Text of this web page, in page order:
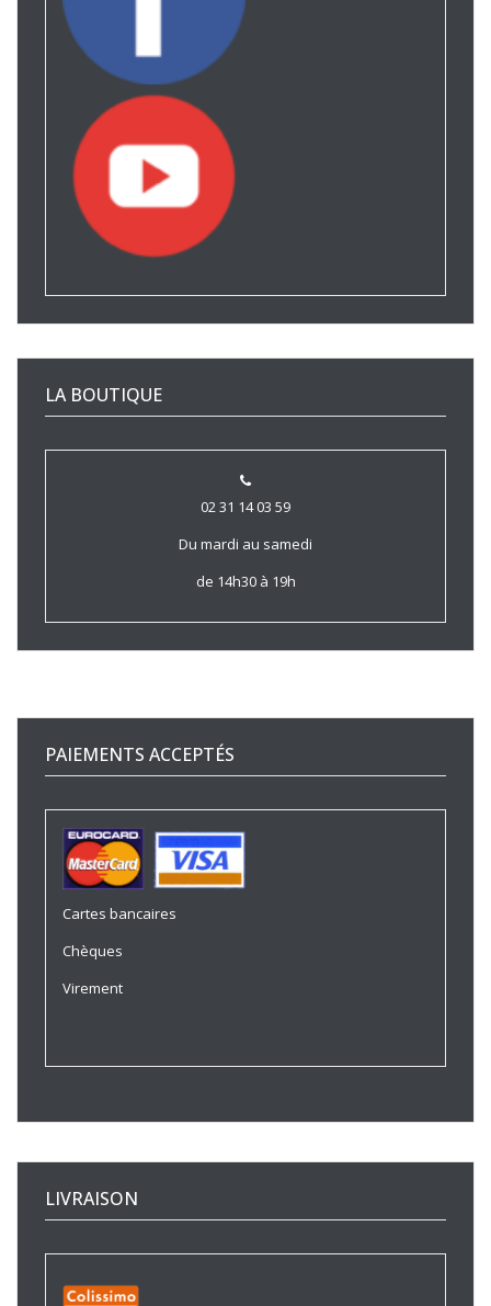
LA BOUTIQUE
02 31 14 03 59
Du mardi au samedi
de 14h30 à 19h
PAIEMENTS ACCEPTÉS
Cartes bancaires
Chèques
Virement
LIVRAISON